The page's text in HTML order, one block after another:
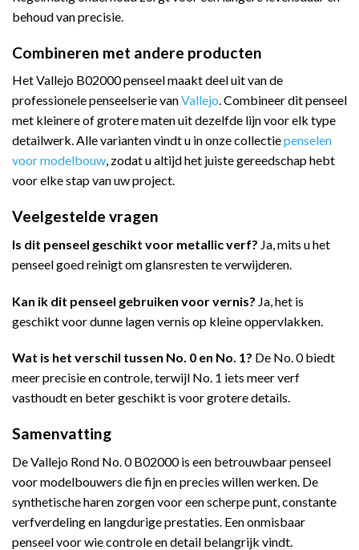
behoud van precisie.
Combineren met andere producten
Het Vallejo B02000 penseel maakt deel uit van de
professionele penseelserie vanVallejo. Combineer dit penseel
met kleinere of grotere maten uit dezelfde lijn voor elk type
detailwerk. Alle varianten vindt u in onze collectiepenselen
voor modelbouw, zodat u altijd het juiste gereedschap hebt
voor elke stap van uw project.
Veelgestelde vragen
Is dit penseel geschikt voor metallic verf? Ja, mits u het
penseel goed reinigt om glansresten te verwijderen.
Kan ik dit penseel gebruiken voor vernis? Ja, het is
geschikt voor dunne lagen vernis op kleine oppervlakken.
Wat is het verschil tussen No. 0 en No. 1? De No. 0 biedt
meer precisie en controle, terwijl No. 1 iets meer verf
vasthoudt en beter geschikt is voor grotere details.
Samenvatting
De Vallejo Rond No. 0 B02000 is een betrouwbaar penseel
voor modelbouwers die fijn en precies willen werken. De
synthetische haren zorgen voor een scherpe punt, constante
verfverdeling en langdurige prestaties. Een onmisbaar
penseel voor wie controle en detail belangrijk vindt.